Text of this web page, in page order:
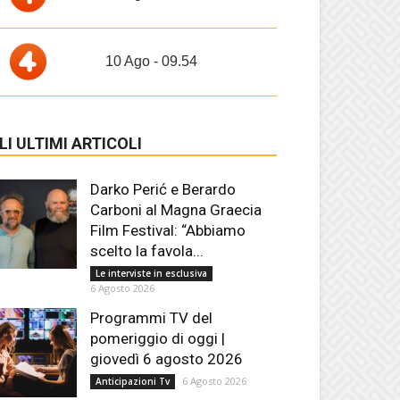
10 Ago - 09.54
ULTIMI ARTICOLI
Darko Perić e Berardo
Carboni al Magna Graecia
Film Festival: “Abbiamo
scelto la favola...
Le interviste in esclusiva
6 Agosto 2026
Programmi TV del
pomeriggio di oggi |
giovedì 6 agosto 2026
Anticipazioni Tv 6 Agosto 2026